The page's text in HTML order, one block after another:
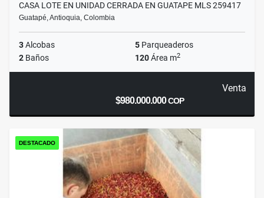
CASA LOTE EN UNIDAD CERRADA EN GUATAPE MLS 259417
Guatapé, Antioquia, Colombia
3Alcobas 5 Parqueaderos
2 Baños 120Área m2
Venta
$980.000.000COP
DESTACADO